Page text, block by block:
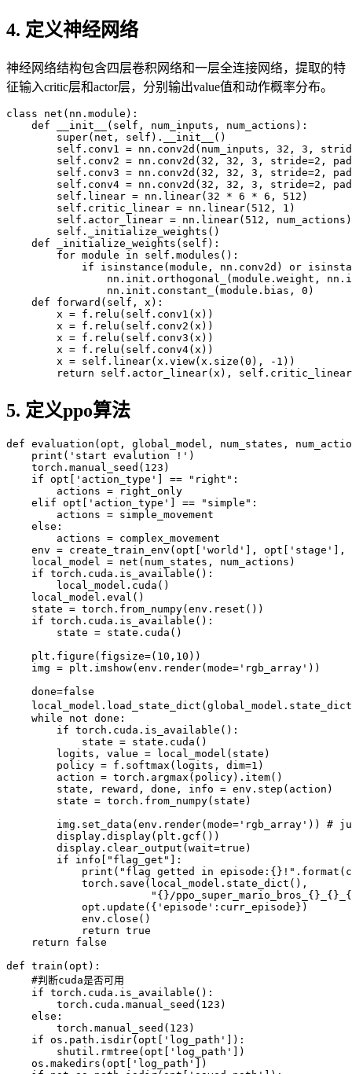
4. 定义神经网络
神经网络结构包含四层卷积网络和一层全连接网络，提取的特
征输入critic层和actor层，分别输出value值和动作概率分布。
class net ( nn . module ) :
    def
__init__ ( self , num_inputs , num_actions ) :
super( net , self ) . __init__ ( )
        self
. conv1 = nn . conv2d ( num_inputs , 32 , 3 ,
        self
. conv2 = nn . conv2d ( 32 , 32 , 3 , stride=2 ,
        self
. conv3 = nn . conv2d ( 32 , 32 , 3 , stride=2 ,
        self
. conv4 = nn . conv2d ( 32 , 32 , 3 , stride=2 ,
        self
. linear = nn . linear( 32 * 6 * 6 , 512 )
        self
. critic_linear = nn . linear( 512 , 1 )
        self
. actor_linear = nn . linear( 512 , num_actions )
        self
. _initialize_weights ( )
    def
_initialize_weights ( self ) :
for module in self . modules ( ) :
if
isinstance ( module , nn . conv2d ) or
                nn
. init . orthogonal_ ( module . weight , nn .
                nn
. init . constant_ ( module . bias , 0 )
    def
forward ( self , x ) :
        x
= f . relu ( self . conv1 ( x ) )
        x
= f . relu ( self . conv2 ( x ) )
        x
= f . relu ( self . conv3 ( x ) )
        x
= f . relu ( self . conv4( x ) )
        x
= self . linear( x . view( x . size ( 0 ) , - 1 ) )
return self . actor_linear( x ) , self . critic_linear
5. 定义ppo算法
def evaluation ( opt , global_model , num_states ,
print ( 'start evalution !' )
    torch
. manual_seed ( 123 )
if opt 'action_type' == "right" :
        actions
=
right_only
    elif opt
'action_type' == "simple" :
        actions
= simple_movement
else :
        actions
= complex_movement
    env
= create_train_env ( opt 'world' , opt 'stage' ,
    local_model
= net ( num_states , num_actions )
if torch . cuda . is_available ( ) :
        local_model
. cuda ( )
    local_model
. eval ( )
    state
= torch . from_numpy( env . reset ( ) )
if torch . cuda . is_available ( ) :
        state
= state . cuda ( )
    plt
. figure ( figsize=( 10 , 10 ) )
    img
= plt . imshow( env . render( mode= 'rgb_array' ) )
    done
=false
    local_model
. load_state_dict ( global_model . state_dict
while not done :
if torch . cuda . is_available ( ) :
            state
= state . cuda ( )
        logits
, value = local_model ( state )
        policy
= f . softmax ( logits , dim=1 )
        action
= torch . argmax ( policy) . item( )
        state
, reward , done , info = env . step ( action )
        state
= torch . from_numpy( state )
        img
. set_data ( env . render( mode= 'rgb_array' ) )
#
        display
. display( plt . gcf ( ) )
        display
. clear_output ( wait=true )
if info "flag_get"
:
print ( "flag getted in episode:{}!" . format (
            torch
. save ( local_model . state_dict ( ) ,
"{}/
            opt
. update ( { 'episode' : curr_episode } )
            env
. close ( )
return true
return false
def train ( opt ) :
    #判断cuda是否可用
if torch . cuda . is_available ( ) :
        torch
. cuda . manual_seed ( 123 )
else :
        torch
. manual_seed ( 123 )
if os . path . isdir( opt 'log_path' ) :
        shutil
. rmtree ( opt 'log_path'
)
    os
. makedirs ( opt 'log_path'
)